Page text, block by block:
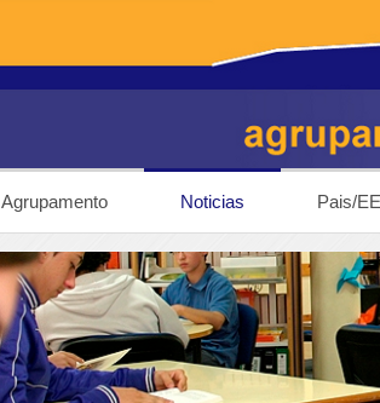
Agrupamento Noticias Pais/EE